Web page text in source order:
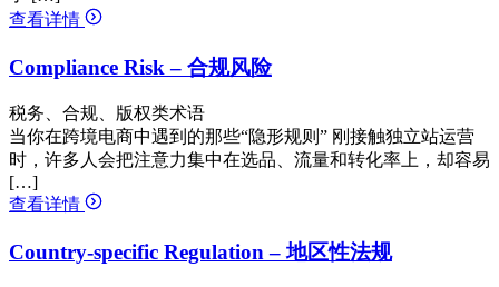
查看详情
Compliance Risk – 合规风险
税务、合规、版权类术语
当你在跨境电商中遇到的那些“隐形规则” 刚接触独立站运营
时，许多人会把注意力集中在选品、流量和转化率上，却容易
[…]
查看详情
Country-specific Regulation – 地区性法规